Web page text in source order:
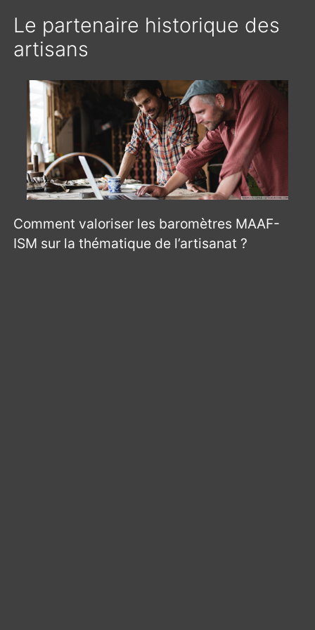
Le partenaire historique des
artisans
Comment valoriser les baromètres MAAF-
ISM sur la thématique de l’artisanat ?